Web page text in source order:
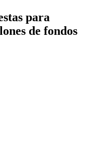
para
de fondos